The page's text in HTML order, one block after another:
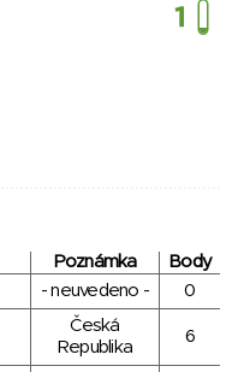
Poznámka
Body
- neuvedeno - 0
Česká
Republika
6